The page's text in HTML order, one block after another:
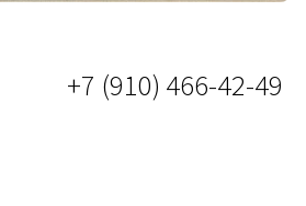
+7 (910) 466-42-49